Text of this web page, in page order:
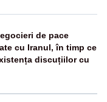
de pace
cu Iranul, în timp ce
discuțiilor cu